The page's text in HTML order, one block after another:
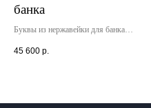
банка
Буквы из нержавейки для банка
Вывеска изготовлена бзе подсветки,
45 600 р.